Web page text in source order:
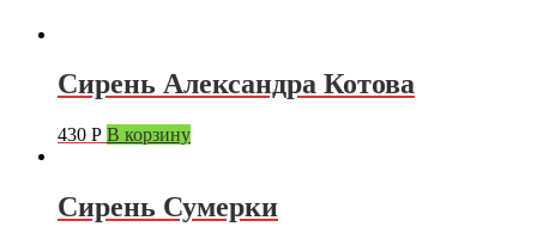
Сирень Александра Котова
430 Р В корзину
Сирень Сумерки